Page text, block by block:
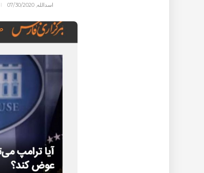
اسدالله,
07/30/2020